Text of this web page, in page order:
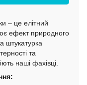
– це елітний
ефект природного
штукатурка
та
наші фахівці.